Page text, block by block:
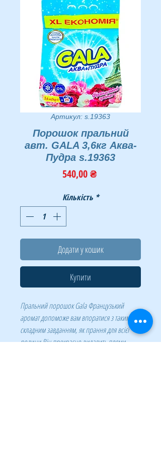
Артикул: s.19363
Порошок пральний
авт. GALA 3,6кг Аква-
Пудра s.19363
540,00 ₴Ціна
Кількість *
Додати у кошик
Купити
Пральний порошок Gala Французький
аромат допоможе вам впоратися з таким
складним завданням, як прання для всієї
родини.Він прекрасно видалить плями,